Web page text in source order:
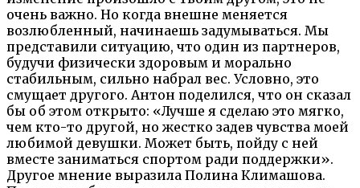
очень важно. Но когда внешне меняется
возлюбленный, начинаешь задумываться. Мы
представили ситуацию, что один из партнеров,
будучи физически здоровым и морально
стабильным, сильно набрал вес. Условно, это
смущает другого. Антон поделился, что он сказал
бы об этом открыто: «Лучше я сделаю это мягко,
чем кто-то другой, но жестко задев чувства моей
любимой девушки. Может быть, пойду с ней
вместе заниматься спортом ради поддержки».
Другое мнение выразила Полина Климашова.